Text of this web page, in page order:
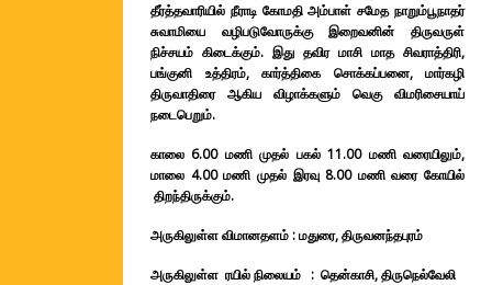
தீர்த்தவாரியில் நீராடி கோமதி அம்பாள் சமேத நாறும்பூநாதர்
சுவாமியை வழிபடுவோருக்கு இறைவனின் திருவருள்
நிச்சயம் கிடைக்கும். இது தவிர மாசி மாத சிவராத்திரி,
பங்குனி உத்திரம், கார்த்திகை சொக்கப்பனை, மார்கழி
திருவாதிரை ஆகிய விழாக்களும் வெகு விமரிசையாய்
நடைபெறும்.
காலை 6.00 மணி முதல் பகல் 11.00 மணி வரையிலும்,
மாலை 4.00 மணி முதல் இரவு 8.00 மணி வரை கோயில்
திறந்திருக்கும்.
அருகிலுள்ள விமானதளம் : மதுரை, திருவனந்தபுரம்
அருகிலுள்ள ரயில் நிலையம் : தென்காசி,திருநெல்வேலி